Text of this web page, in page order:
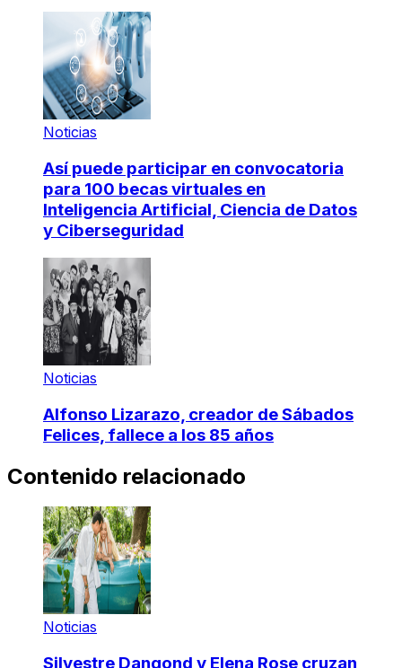
Noticias
Así puede participar en convocatoria
para 100 becas virtuales en
Inteligencia Artificial, Ciencia de Datos
y Ciberseguridad
Noticias
Alfonso Lizarazo, creador de Sábados
Felices, fallece a los 85 años
Contenido relacionado
Noticias
Silvestre Dangond y Elena Rose cruzan